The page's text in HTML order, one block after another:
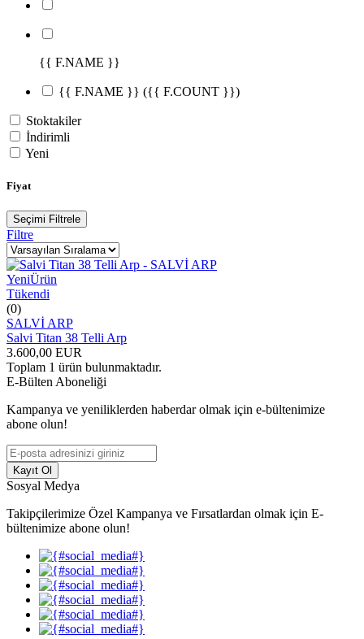
{{ F.NAME }}
{{ F.NAME }} ({{ F.COUNT }})
Stoktakiler
İndirimli
Yeni
Fiyat
Seçimi Filtrele
Filtre
YeniÜrün
Tükendi
(0)
SALVİ ARP
Salvi Titan 38 Telli Arp
3.600,00 EUR
Toplam 1 ürün bulunmaktadır.
E-Bülten Aboneliği
Kampanya ve yeniliklerden haberdar olmak için e-bültenimize
abone olun!
Kayıt Ol
Sosyal Medya
Takipçilerimize Özel Kampanya ve Fırsatlardan olmak için E-
bültenimize abone olun!